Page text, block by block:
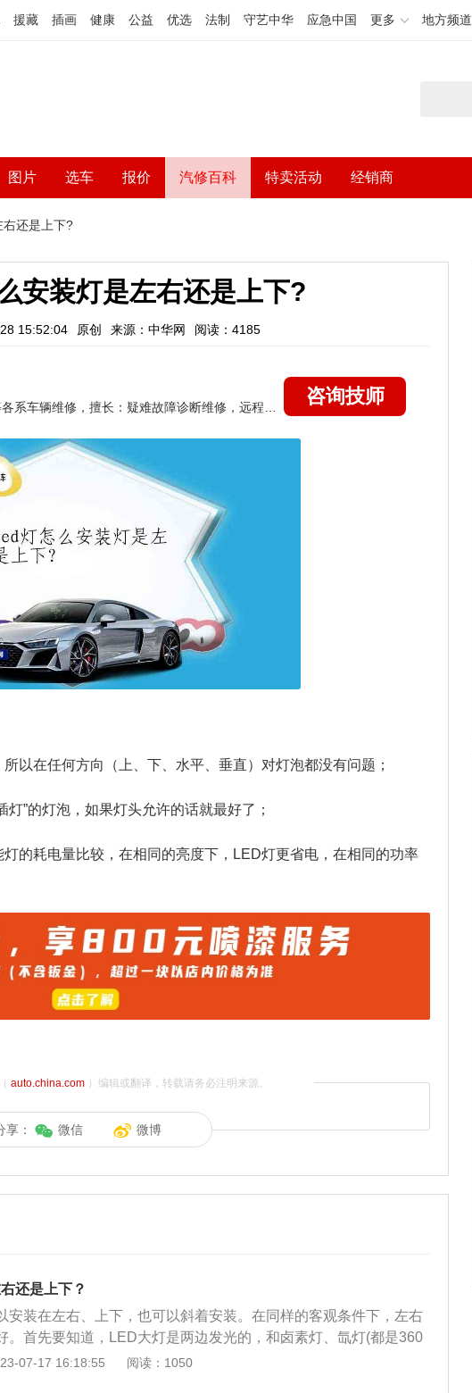
援藏 插画 健康 公益 优选 法制 守艺中华 应急中国 更多 地方频道
图片 选车 报价 汽修百科 特卖活动 经销商
还是上下?
安装灯是左右还是上下?
15:52:04 原创 来源：中华网 阅读：4185
咨询技师
以在任何方向（上、下、水平、垂直）对灯泡都没有问题；
”的灯泡，如果灯头允许的话就最好了；
的耗电量比较，在相同的亮度下，LED灯更省电，在相同的功率
auto.china.com）编辑或翻译，转载请务必注明来源。
享： 微信 微博
还是上下？
安装在左右、上下，也可以斜着安装。在同样的客观条件下，左右
。首先要知道，LED大灯是两边发光的，和卤素灯、氙灯(都是360
样的。这也会导致不同的安装方式产生不同的灯光效果(亮度、灯
07-17 16:18:55 阅读：1050